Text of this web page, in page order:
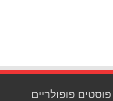
פוסטים פופולריים